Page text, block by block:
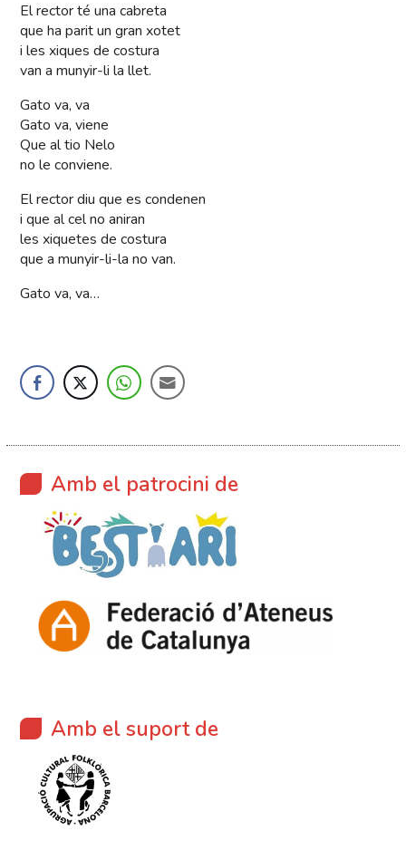
El rector té una cabreta
que ha parit un gran xotet
i les xiques de costura
van a munyir-li la llet.
Gato va, va
Gato va, viene
Que al tio Nelo
no le conviene.
El rector diu que es condenen
i que al cel no aniran
les xiquetes de costura
que a munyir-li-la no van.
Gato va, va…
Amb el patrocini de
Amb el suport de